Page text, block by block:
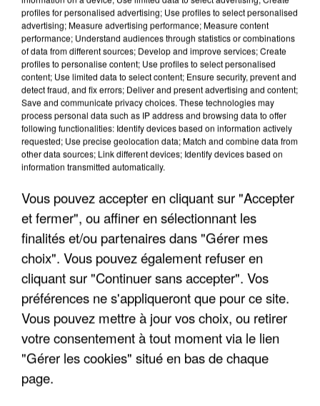
APRÈS TOUTES CES CANICULES, LES REFUGES
DE FAUNE SAUVAGE SONT...
profiles for personalised advertising; Use profiles to select personalised
advertising; Measure advertising performance; Measure content
performance; Understand audiences through statistics or combinations
of data from different sources; Develop and improve services; Create
profiles to personalise content; Use profiles to select personalised
content; Use limited data to select content; Ensure security, prevent and
detect fraud, and fix errors; Deliver and present advertising and content;
Save and communicate privacy choices. These technologies may
process personal data such as IP address and browsing data to offer
following functionalities: Identify devices based on information actively
requested; Use precise geolocation data; Match and combine data from
other data sources; Link different devices; Identify devices based on
information transmitted automatically.
Vous pouvez accepter en cliquant sur "Accepter
et fermer", ou affiner en sélectionnant les
finalités et/ou partenaires dans "Gérer mes
choix". Vous pouvez également refuser en
cliquant sur "Continuer sans accepter". Vos
préférences ne s'appliqueront que pour ce site.
Vous pouvez mettre à jour vos choix, ou retirer
votre consentement à tout moment via le lien
"Gérer les cookies" situé en bas de chaque
page.